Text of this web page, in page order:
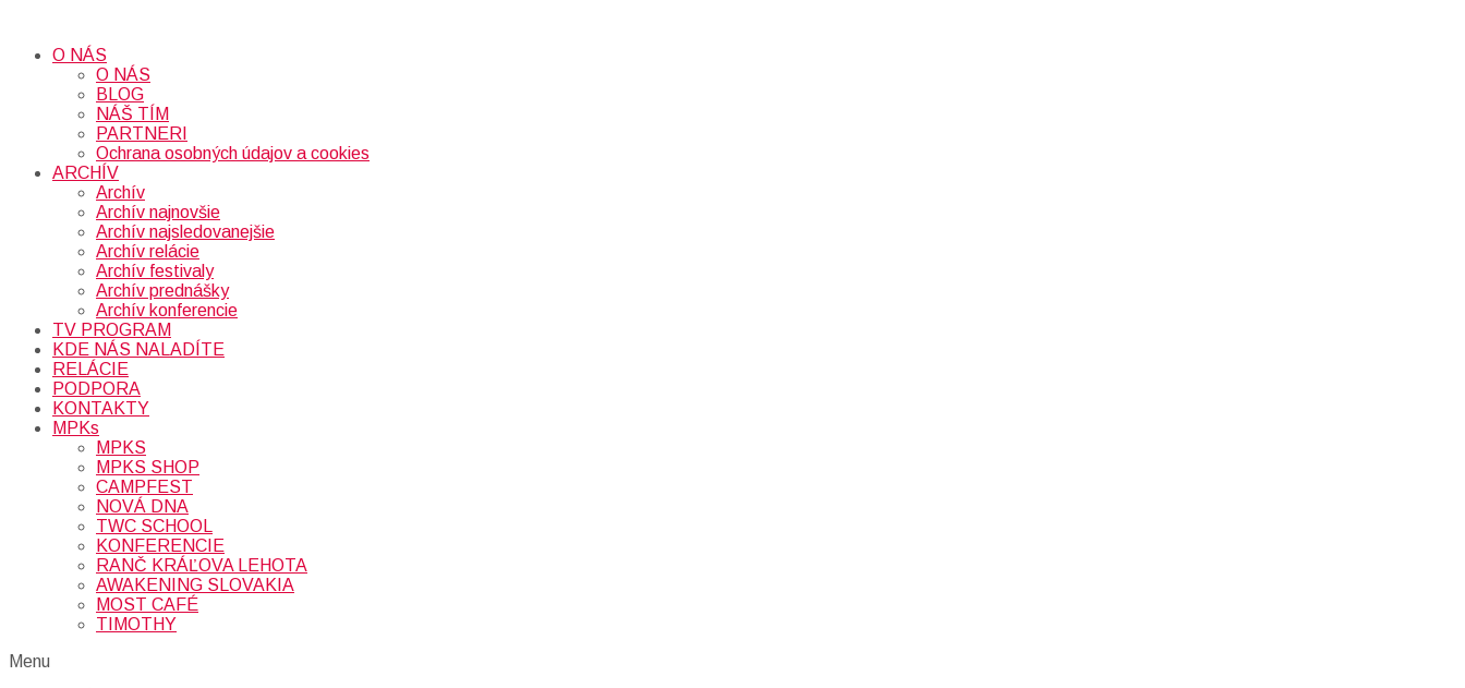
O NÁS
O NÁS
BLOG
NÁŠ TÍM
PARTNERI
Ochrana osobných údajov a cookies
ARCHÍV
Archív
Archív najnovšie
Archív najsledovanejšie
Archív relácie
Archív festivaly
Archív prednášky
Archív konferencie
TV PROGRAM
KDE NÁS NALADÍTE
RELÁCIE
PODPORA
KONTAKTY
MPKs
MPKS
MPKS SHOP
CAMPFEST
NOVÁ DNA
TWC SCHOOL
KONFERENCIE
RANČ KRÁĽOVA LEHOTA
AWAKENING SLOVAKIA
MOST CAFÉ
TIMOTHY
Menu